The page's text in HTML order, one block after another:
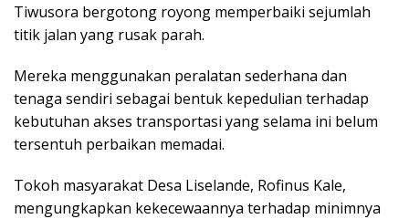
Tiwusora bergotong royong memperbaiki sejumlah
titik jalan yang rusak parah.
Mereka menggunakan peralatan sederhana dan
tenaga sendiri sebagai bentuk kepedulian terhadap
kebutuhan akses transportasi yang selama ini belum
tersentuh perbaikan memadai.
Tokoh masyarakat Desa Liselande, Rofinus Kale,
mengungkapkan kekecewaannya terhadap minimnya